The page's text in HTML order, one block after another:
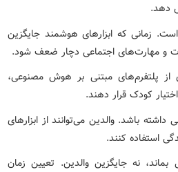
دهد.
زمانی که ابزارهای هوشمند جایگزین
و مهارت‌های اجتماعی دچار ضعف شود.
از پلتفرم‌های مبتنی بر هوش مصنوعی،
کودک قرار دهند.
داشته باشد. والدین می‌توانند از ابزارهای
استفاده کنند.
نه جایگزین والدین. تعیین زمان